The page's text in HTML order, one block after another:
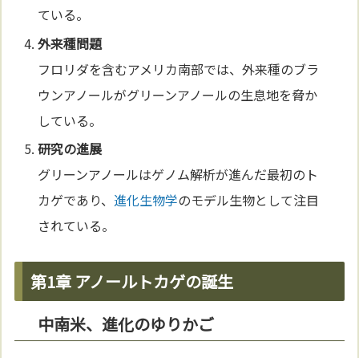
ている。
外来種問題
フロリダを含むアメリカ南部では、外来種のブラ
ウンアノールがグリーンアノールの生息地を脅か
している。
研究の進展
グリーンアノールはゲノム解析が進んだ最初のト
カゲであり、進化生物学のモデル生物として注目
されている。
第1章 アノールトカゲの誕生
中南米、進化のゆりかご